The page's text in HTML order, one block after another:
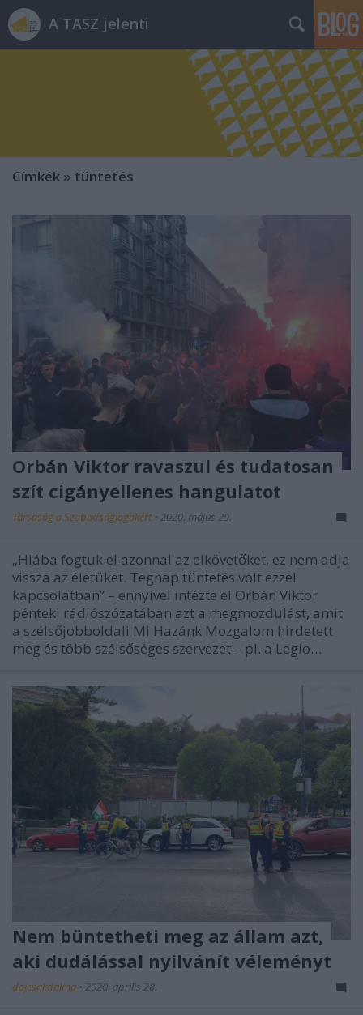
A TASZ jelenti
Címkék » tüntetés
Orbán Viktor ravaszul és tudatosan
szít cigányellenes hangulatot
Társaság a Szabadságjogokért • 2020. május 29.
„Hiába fogtuk el azonnal az elkövetőket, ez nem adja
vissza az életüket. Tegnap tüntetés volt ezzel
kapcsolatban” – ennyivel intézte el Orbán Viktor
pénteki rádiószózatában azt a megmozdulást, amit
a szélsőjobboldali Mi Hazánk Mozgalom hirdetett
meg és több szélsőséges szervezet – pl. a Legio…
Nem büntetheti meg az állam azt,
aki dudálással nyilvánít véleményt
dojcsakdalma • 2020. április 28.